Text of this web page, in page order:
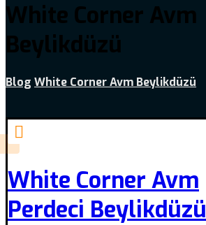
White Corner Avm
Beylikdüzü
Blog White Corner Avm Beylikdüzü
White Corner Avm
Perdeci Beylikdüzü